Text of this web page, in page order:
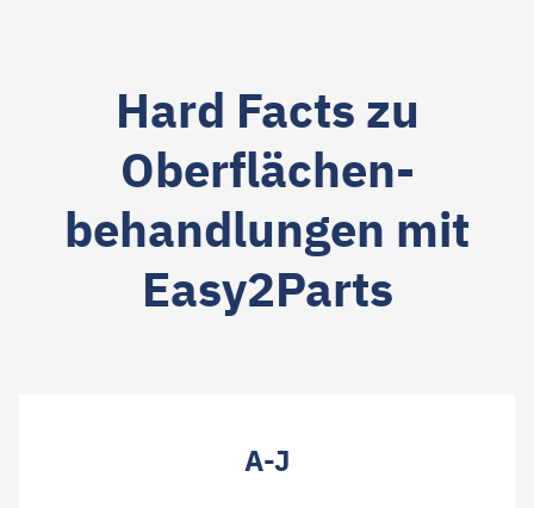
Hard Facts zu
Oberflächen­
behandlungen mit
Easy2Parts
A-J